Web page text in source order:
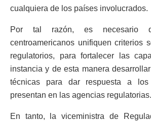
cualquiera de los países involucrados.
Por tal razón, es necesario
centroamericanos unifiquen criterios
regulatorios, para fortalecer las
instancia y de esta manera
técnicas para dar respuesta a
presentan en las agencias regulatorias.
En tanto, la viceministra de